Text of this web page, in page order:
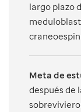
largo plazo
Meta de
después de